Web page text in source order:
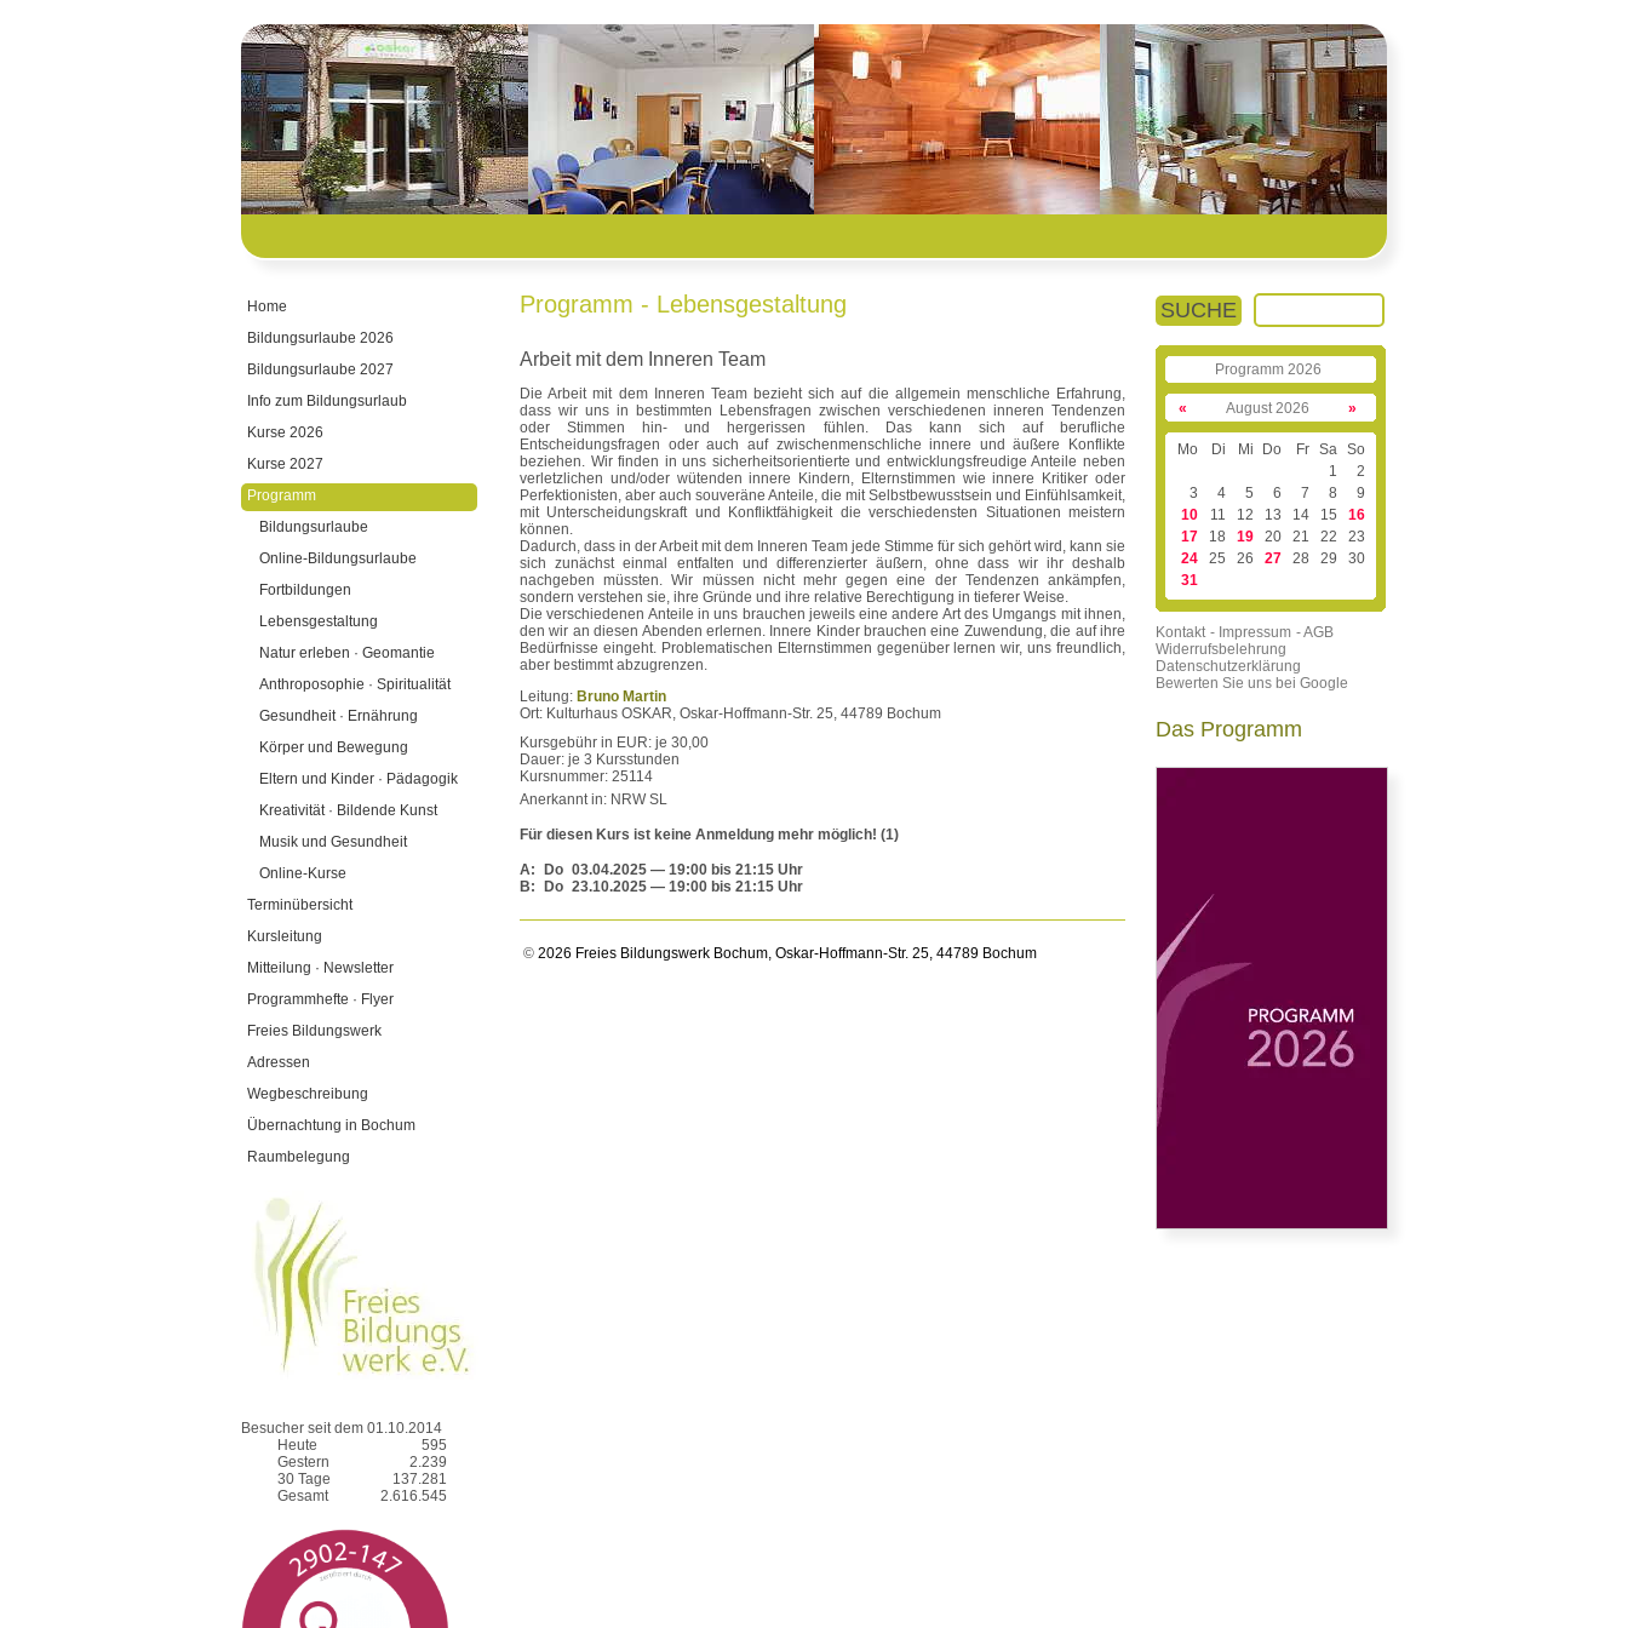
Home
Bildungsurlaube 2026
Bildungsurlaube 2027
Info zum Bildungsurlaub
Kurse 2026
Kurse 2027
Programm
Bildungsurlaube
Online-Bildungsurlaube
Fortbildungen
Lebensgestaltung
Natur erleben · Geomantie
Anthroposophie · Spiritualität
Gesundheit · Ernährung
Körper und Bewegung
Eltern und Kinder · Pädagogik
Kreativität · Bildende Kunst
Musik und Gesundheit
Online-Kurse
Terminübersicht
Kursleitung
Mitteilung · Newsletter
Programmhefte · Flyer
Freies Bildungswerk
Adressen
Wegbeschreibung
Übernachtung in Bochum
Raumbelegung
Besucher seit dem 01.10.2014
Heute
595
Gestern
2.239
30 Tage
137.281
Gesamt
2.616.545
Programm - Lebensgestaltung
Arbeit mit dem Inneren Team
Die Arbeit mit dem Inneren Team bezieht sich auf die allgemein menschliche Erfahrung,
dass wir uns in bestimmten Lebensfragen zwischen verschiedenen inneren Tendenzen
oder Stimmen hin- und hergerissen fühlen. Das kann sich auf berufliche
Entscheidungsfragen oder auch auf zwischenmenschliche innere und äußere Konflikte
beziehen. Wir finden in uns sicherheitsorientierte und entwicklungsfreudige Anteile neben
verletzlichen und/oder wütenden innere Kindern, Elternstimmen wie innere Kritiker oder
Perfektionisten, aber auch souveräne Anteile, die mit Selbstbewusstsein und Einfühlsamkeit,
mit Unterscheidungskraft und Konfliktfähigkeit die verschiedensten Situationen meistern
können.
Dadurch, dass in der Arbeit mit dem Inneren Team jede Stimme für sich gehört wird, kann sie
sich zunächst einmal entfalten und differenzierter äußern, ohne dass wir ihr deshalb
nachgeben müssten. Wir müssen nicht mehr gegen eine der Tendenzen ankämpfen,
sondern verstehen sie, ihre Gründe und ihre relative Berechtigung in tieferer Weise.
Die verschiedenen Anteile in uns brauchen jeweils eine andere Art des Umgangs mit ihnen,
den wir an diesen Abenden erlernen. Innere Kinder brauchen eine Zuwendung, die auf ihre
Bedürfnisse eingeht. Problematischen Elternstimmen gegenüber lernen wir, uns freundlich,
aber bestimmt abzugrenzen.
Leitung: Bruno Martin
Ort: Kulturhaus OSKAR, Oskar-Hoffmann-Str. 25, 44789 Bochum
Kursgebühr in EUR: je 30,00
Dauer: je 3 Kursstunden
Kursnummer: 25114
Anerkannt in: NRW SL
Für diesen Kurs ist keine Anmeldung mehr möglich! (1)
A: Do 03.04.2025 — 19:00 bis 21:15 Uhr
B:
Do 23.10.2025 — 19:00 bis 21:15 Uhr
© 2026 Freies Bildungswerk Bochum, Oskar-Hoffmann-Str. 25, 44789 Bochum
SUCHE
Programm 2026
« August 2026 »
Mo Di Mi Do Fr Sa So
1
2
3
4 5 6 7 8
9
10
11 12 13 14 15
16
17
18 19 20 21 22
23
24
25 26 27 28 29
30
31
Kontakt - Impressum - AGB
Widerrufsbelehrung
Datenschutzerklärung
Bewerten Sie uns bei Google
Das Programm